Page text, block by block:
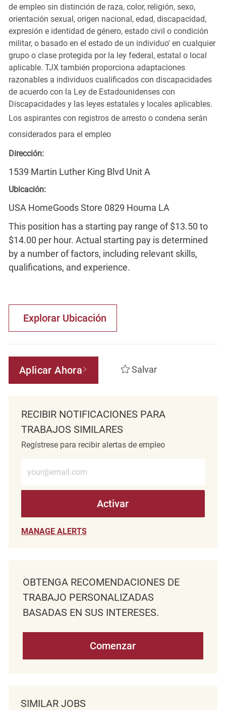
de empleo sin distinción de raza, color, religión, sexo,
orientación sexual, origen nacional, edad, discapacidad,
expresión e identidad de género, estado civil o condición
militar, o basado en el estado de un individuo' en cualquier
grupo o clase protegida por la ley federal, estatal o local
aplicable. TJX también proporciona adaptaciones
razonables a individuos cualificados con discapacidades
de acuerdo con la Ley de Estadounidenses con
Discapacidades y las leyes estatales y locales aplicables.
Los aspirantes con registros de arresto o condena serán
considerados para el empleo
Dirección:
1539 Martin Luther King Blvd Unit A
Ubicación:
USA HomeGoods Store 0829 Houma LA
This position has a starting pay range of $13.50 to
$14.00 per hour. Actual starting pay is determined
by a number of factors, including relevant skills,
qualifications, and experience.
Explorar Ubicación
Aplicar Ahora Salvar
RECIBIR NOTIFICACIONES PARA
TRABAJOS SIMILARES
Regístrese para recibir alertas de empleo
Activar
MANAGE ALERTS
OBTENGA RECOMENDACIONES DE
TRABAJO PERSONALIZADAS
BASADAS EN SUS INTERESES.
Comenzar
SIMILAR JOBS